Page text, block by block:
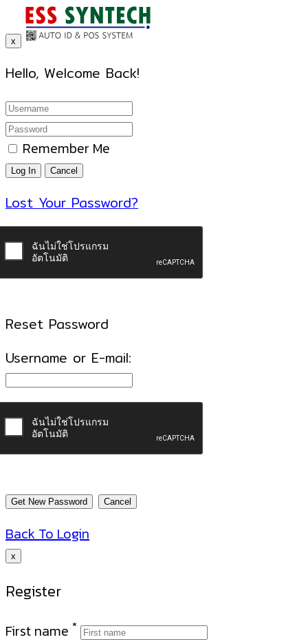
x
Hello, Welcome Back!
Remember Me
Lost Your Password?
Reset Password
Username or E-mail:
Back To Login
x
Register
First name *